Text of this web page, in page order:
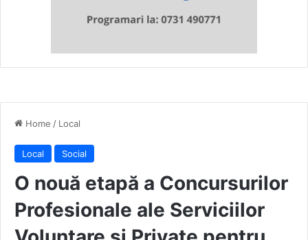
Home / Local
Local Social
O nouă etapă a Concursurilor
Profesionale ale Serviciilor